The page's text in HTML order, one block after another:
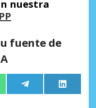
nuestra
fuente de
Compartir
en
Telegram
en
LinkedIn